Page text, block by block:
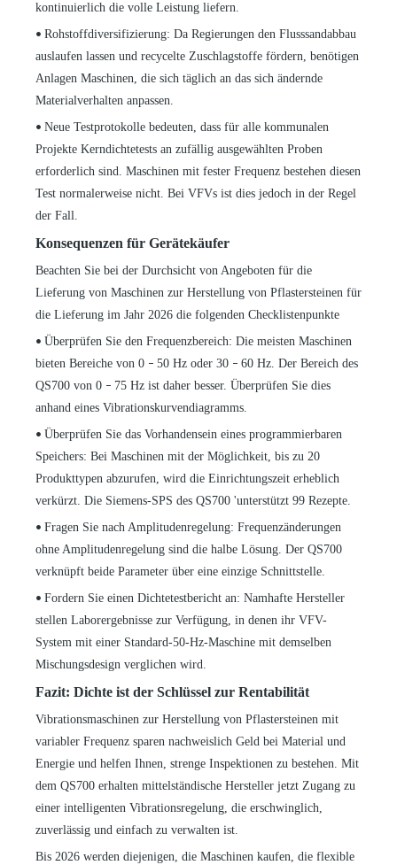
kontinuierlich die volle Leistung liefern.
• Rohstoffdiversifizierung: Da Regierungen den Flusssandabbau
auslaufen lassen und recycelte Zuschlagstoffe fördern, benötigen
Anlagen Maschinen, die sich täglich an das sich ändernde
Materialverhalten anpassen.
• Neue Testprotokolle bedeuten, dass für alle kommunalen
Projekte Kerndichtetests an zufällig ausgewählten Proben
erforderlich sind. Maschinen mit fester Frequenz bestehen diesen
Test normalerweise nicht. Bei VFVs ist dies jedoch in der Regel
der Fall.
Konsequenzen für Gerätekäufer
Beachten Sie bei der Durchsicht von Angeboten für die
Lieferung von Maschinen zur Herstellung von Pflastersteinen für
die Lieferung im Jahr 2026 die folgenden Checklistenpunkte
• Überprüfen Sie den Frequenzbereich: Die meisten Maschinen
bieten Bereiche von 0 – 50 Hz oder 30 – 60 Hz. Der Bereich des
QS700 von 0 – 75 Hz ist daher besser. Überprüfen Sie dies
anhand eines Vibrationskurvendiagramms.
• Überprüfen Sie das Vorhandensein eines programmierbaren
Speichers: Bei Maschinen mit der Möglichkeit, bis zu 20
Produkttypen abzurufen, wird die Einrichtungszeit erheblich
verkürzt. Die Siemens-SPS des QS700 'unterstützt 99 Rezepte.
• Fragen Sie nach Amplitudenregelung: Frequenzänderungen
ohne Amplitudenregelung sind die halbe Lösung. Der QS700
verknüpft beide Parameter über eine einzige Schnittstelle.
• Fordern Sie einen Dichtetestbericht an: Namhafte Hersteller
stellen Laborergebnisse zur Verfügung, in denen ihr VFV-
System mit einer Standard-50-Hz-Maschine mit demselben
Mischungsdesign verglichen wird.
Fazit: Dichte ist der Schlüssel zur Rentabilität
Vibrationsmaschinen zur Herstellung von Pflastersteinen mit
variabler Frequenz sparen nachweislich Geld bei Material und
Energie und helfen Ihnen, strenge Inspektionen zu bestehen. Mit
dem QS700 erhalten mittelständische Hersteller jetzt Zugang zu
einer intelligenten Vibrationsregelung, die erschwinglich,
zuverlässig und einfach zu verwalten ist.
Bis 2026 werden diejenigen, die Maschinen kaufen, die flexible